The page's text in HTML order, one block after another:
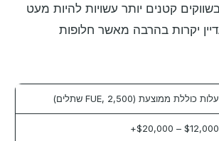
קטנים יותר עשויות להיות מעט
יקרות בהרבה מאשר חלופות
עלות כוללת ממוצעת (FUE, 2,500 שתלים)
$12,000 – $20,000+